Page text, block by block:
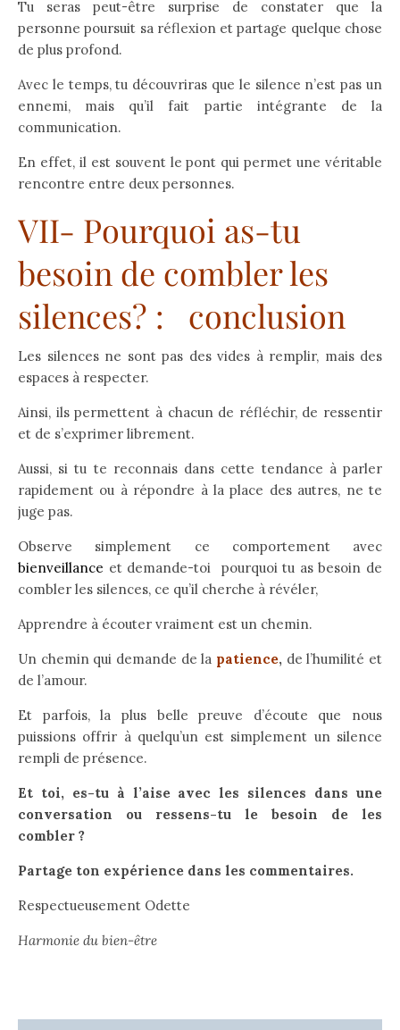
Tu seras peut-être surprise de constater que la
personne poursuit sa réflexion et partage quelque chose
de plus profond.
Avec le temps, tu découvriras que le silence n’est pas un
ennemi, mais qu’il fait partie intégrante de la
communication.
En effet, il est souvent le pont qui permet une véritable
rencontre entre deux personnes.
VII- Pourquoi as-tu
besoin de combler les
silences? : conclusion
Les silences ne sont pas des vides à remplir, mais des
espaces à respecter.
Ainsi, ils permettent à chacun de réfléchir, de ressentir
et de s’exprimer librement.
Aussi, si tu te reconnais dans cette tendance à parler
rapidement ou à répondre à la place des autres, ne te
juge pas.
Observe simplement ce comportement avec
bienveillance et demande-toi pourquoi tu as besoin de
combler les silences, ce qu’il cherche à révéler,
Apprendre à écouter vraiment est un chemin.
Un chemin qui demande de la patience, de l’humilité et
de l’amour.
Et parfois, la plus belle preuve d’écoute que nous
puissions offrir à quelqu’un est simplement un silence
rempli de présence.
Et toi, es-tu à l’aise avec les silences dans une
conversation ou ressens-tu le besoin de les
combler ?
Partage ton expérience dans les commentaires.
Respectueusement Odette
Harmonie du bien-être
Bienvenue sur mon Blog!
numérique
" 20 cartes qui te transforment — corps, cœur et âme".
Laisse- moi juste ton prénom et ton email pour que je te l'envoie.
T'apprendre àtransformerla peur en foi, la tristesse en
espérance et le stress en paix intérieure.
vous inscrivant ici, vous recevrez des articles, vidéos, offres commerciales,
podcasts et autres conseils pour vous aider à trouver la paix. Voir mentions
légales complètes en bas de page. Vous pouvez vous désabonner à tout